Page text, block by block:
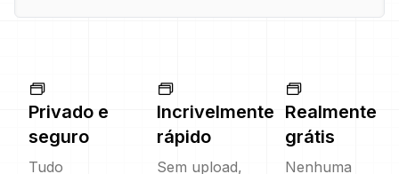
Privado e
seguro
Tudo
Incrivelmente
rápido
Sem upload,
Realmente
grátis
Nenhuma